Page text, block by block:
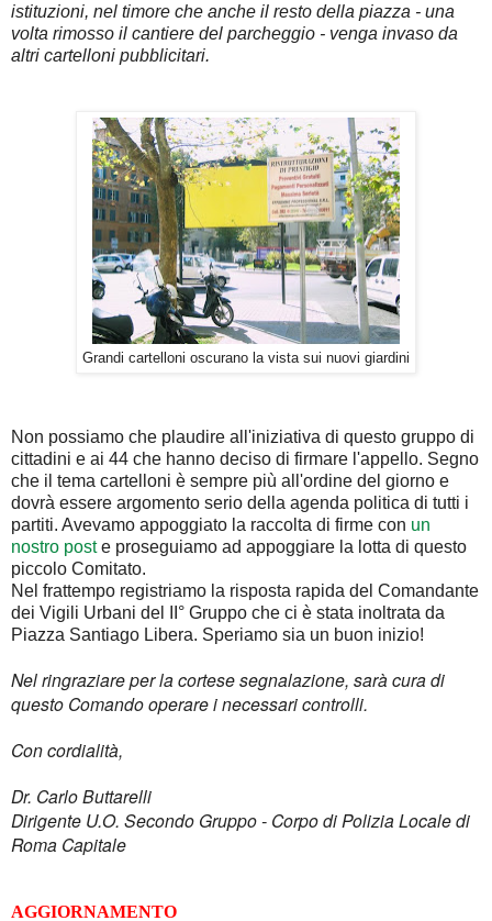
istituzioni, nel timore che anche il resto della piazza - una
volta rimosso il cantiere del parcheggio - venga invaso da
altri cartelloni pubblicitari.
Grandi cartelloni oscurano la vista sui nuovi giardini
Non possiamo che plaudire all'iniziativa di questo gruppo di
cittadini e ai 44 che hanno deciso di firmare l'appello. Segno
che il tema cartelloni è sempre più all'ordine del giorno e
dovrà essere argomento serio della agenda politica di tutti i
partiti. Avevamo appoggiato la raccolta di firme con un
nostro poste proseguiamo ad appoggiare la lotta di questo
piccolo Comitato.
Nel frattempo registriamo la risposta rapida del Comandante
dei Vigili Urbani del II° Gruppo che ci è stata inoltrata da
Piazza Santiago Libera. Speriamo sia un buon inizio!
Nel ringraziare per la cortese segnalazione, sarà cura di
questo Comando operare i necessari controlli.
Con cordialità,
Dr. Carlo Buttarelli
Dirigente U.O. Secondo Gruppo - Corpo di Polizia Locale di
Roma Capitale
AGGIORNAMENTO